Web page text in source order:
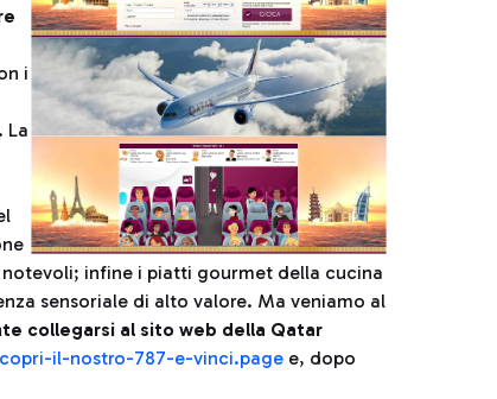
i
La
infine i piatti gourmet della cucina
sensoriale di alto valore. Ma veniamo al
collegarsi al sito web della Qatar
il-nostro-787-e-vinci.page e, dopo